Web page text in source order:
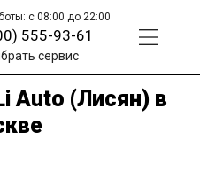
с 08:00 до 22:00
555-93-61
сервис
Auto (Лисян) в